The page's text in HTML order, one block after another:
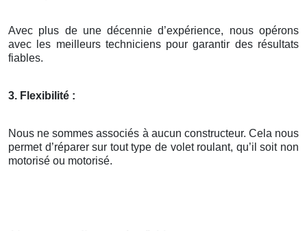
Avec plus de une décennie d’expérience, nous opérons
avec les meilleurs techniciens pour garantir des résultats
fiables.
3. Flexibilité :
Nous ne sommes associés à aucun constructeur. Cela nous
permet d’réparer sur tout type de volet roulant, qu’il soit non
motorisé ou motorisé.